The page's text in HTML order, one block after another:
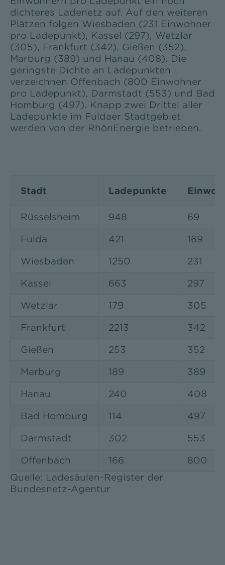
dichteres Ladenetz auf. Auf den weiteren
Plätzen folgen Wiesbaden (231 Einwohner
pro Ladepunkt), Kassel (297), Wetzlar
(305), Frankfurt (342), Gießen (352),
Marburg (389) und Hanau (408). Die
geringste Dichte an Ladepunkten
verzeichnen Offenbach (800 Einwohner
pro Ladepunkt), Darmstadt (553) und Bad
Homburg (497). Knapp zwei Drittel aller
Ladepunkte im Fuldaer Stadtgebiet
werden von der RhönEnergie betrieben.
Stadt Ladepunkte
Rüsselsheim 948 69
Fulda 421 169
Wiesbaden 1250 231
Kassel 663 297
Wetzlar 179 305
Frankfurt 2213 342
Gießen 253 352
Marburg 189 389
Hanau 240 408
Bad Homburg 114 497
Darmstadt 302 553
Offenbach 166
800
Quelle: Ladesäulen-Register der
Bundesnetz-Agentur